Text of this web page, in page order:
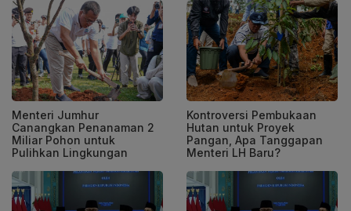
Menteri Jumhur
Canangkan Penanaman 2
Miliar Pohon untuk
Pulihkan Lingkungan
Kontroversi Pembukaan
Hutan untuk Proyek
Pangan, Apa Tanggapan
Menteri LH Baru?